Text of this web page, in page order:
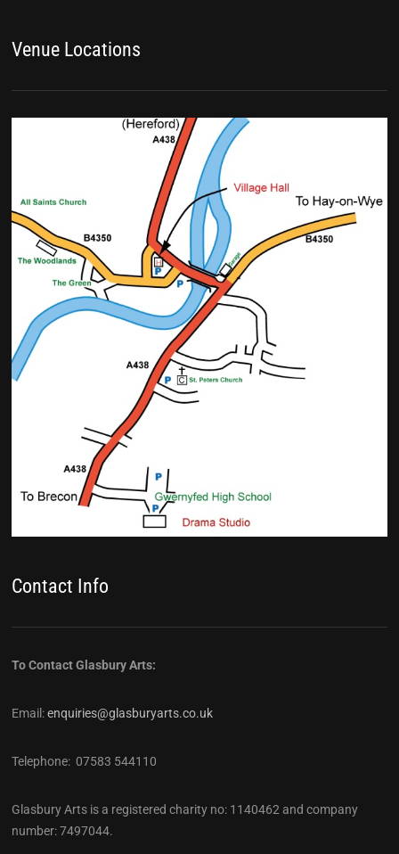
Venue Locations
Contact Info
To Contact Glasbury Arts:
Email:enquiries@glasburyarts.co.uk
Telephone: 07583 544110
Glasbury Arts is a registered charity no: 1140462 and company
number: 7497044.